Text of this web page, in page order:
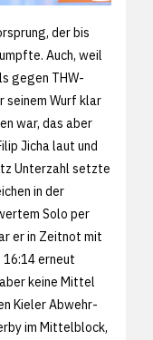
der bis
Auch, weil
gegen THW-
seinem Wurf klar
war, das aber
Jicha laut und
Unterzahl setzte
in der
Solo per
er in Zeitnot mit
erneut
keine Mittel
Kieler Abwehr-
im Mittelblock,